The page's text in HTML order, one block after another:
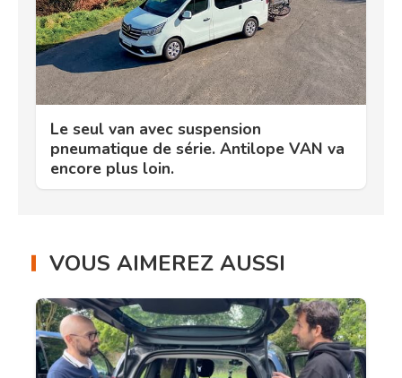
Le seul van avec suspension
pneumatique de série. Antilope VAN va
encore plus loin.
VOUS AIMEREZ AUSSI